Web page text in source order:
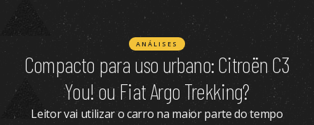
ANÁLISES
Compacto para uso urbano: Citroën C3
You! ou Fiat Argo Trekking?
Leitor vai utilizar o carro na maior parte do tempo